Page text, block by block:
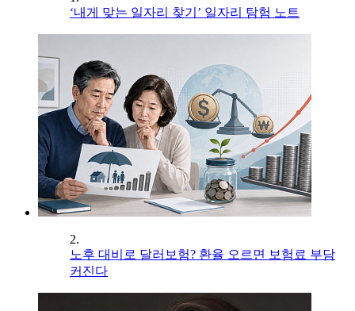
‘내게 맞는 일자리 찾기’ 일자리 탐험 노트
2.
노후 대비로 달러보험? 환율 오르면 보험료 부담
커진다